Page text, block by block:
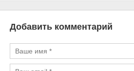
Добавить комментарий